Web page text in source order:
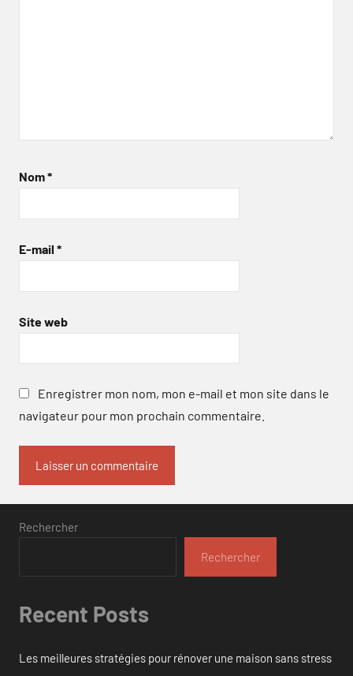
Nom*
E-mail *
Site web
Enregistrer mon nom, mon e-mail et mon site dans le
navigateur pour mon prochain commentaire.
Rechercher
Rechercher
Recent Posts
Les meilleures stratégies pour rénover une maison sans stress